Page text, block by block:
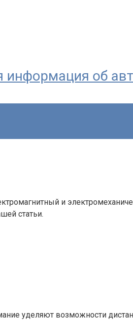
информация об
и
статьи.
уделяют возможности